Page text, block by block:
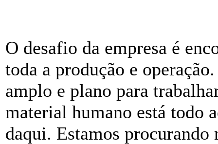
O desafio da empresa é
toda a produção e
amplo e plano para
material humano está todo
daqui. Estamos